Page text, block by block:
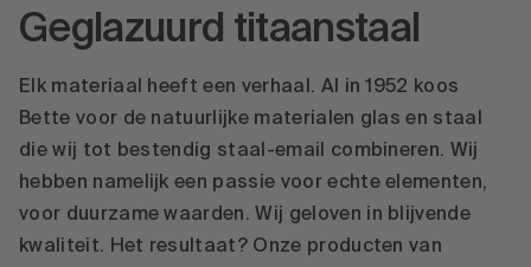
Geglazuurd titaanstaal
Elk materiaal heeft een verhaal. Al in 1952 koos
Bette voor de natuurlijke materialen glas en staal
die wij tot bestendig staal-email combineren. Wij
hebben namelijk een passie voor echte elementen,
voor duurzame waarden. Wij geloven in blijvende
kwaliteit. Het resultaat? Onze producten van